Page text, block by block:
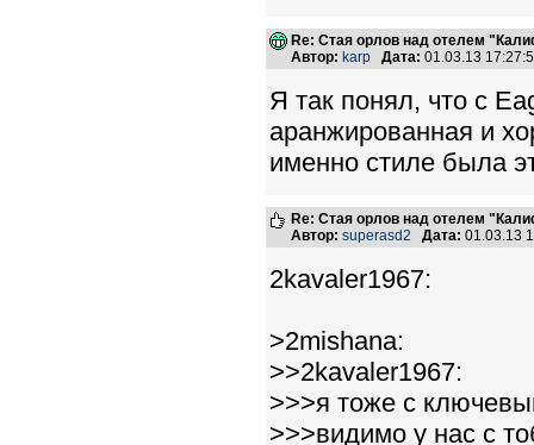
Re: Стая орлов над отелем
Автор: karp Дата: 01.03.13
Я так понял, что с
аранжированная и
именно стиле была
Re: Стая орлов над отелем
Автор: superasd2 Дата: 01.03.13
2kavaler1967:
>2mishana:
>>2kavaler1967:
>>>я тоже с
>>>видимо у нас с